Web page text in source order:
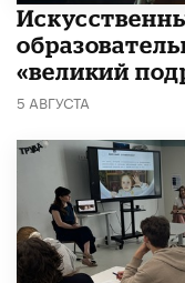
«великий
5 АВГУСТА